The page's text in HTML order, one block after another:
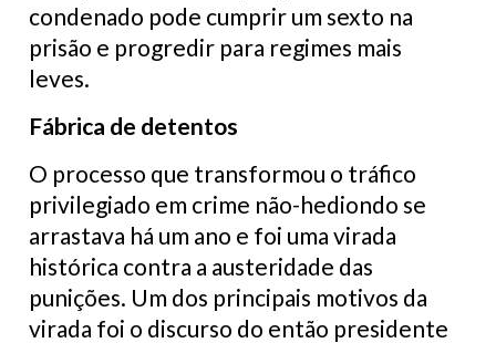
condenado pode cumprir um sexto na
prisão e progredir para regimes mais
leves.
Fábrica de detentos
O processo que transformou o tráfico
privilegiado em crime não-hediondo se
arrastava há um ano e foi uma virada
histórica contra a austeridade das
punições. Um dos principais motivos da
virada foi o discurso do então presidente